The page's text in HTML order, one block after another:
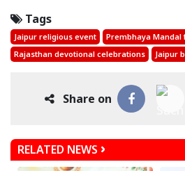
Tags
Jaipur religious event Prembhaya Mandal
Rajasthan devotional celebrations
Jaipur
Share on
RELATED NEWS